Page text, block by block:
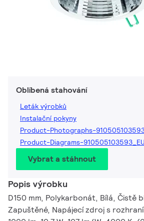
Oblíbená stahování
Leták výrobků
Instalační pokyny
Product-Photographs-
Product-Diagrams-910505103593_EU
Vybrat a stáhnout
Popis výrobku
D150 mm, Polykarbonát, Bílá, Čistě
Zapuštěné, Napájecí zdroj s